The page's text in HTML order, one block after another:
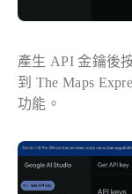
產生 API 金鑰後
到 The Maps
功能。